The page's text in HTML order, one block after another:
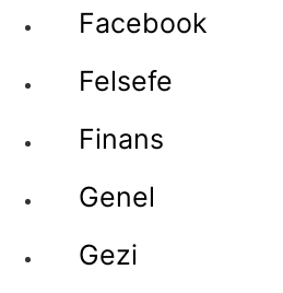
Facebook
Felsefe
Finans
Genel
Gezi